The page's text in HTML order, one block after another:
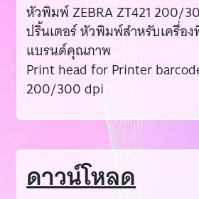
หัวพิมพ์ ZEBRA ZT421 200/
ปริ้นเตอร์ หัวพิมพ์สำหรับเครื่อ
แบรนด์คุณภาพ
Print head for Printer
200/300 dpi
ดาวน์โหลด